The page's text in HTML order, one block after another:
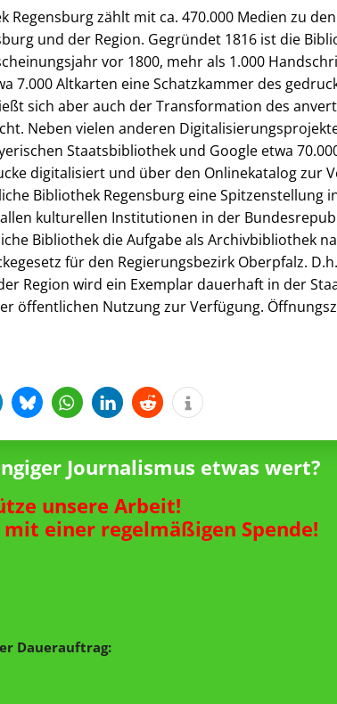
Regensburg zählt mit ca. 470.000 Medien zu
und der Region. Gegründet 1816 ist die
vor 1800, mehr als 1.000
7.000 Altkarten eine Schatzkammer des
sich aber auch der Transformation des
Neben vielen anderen
Staatsbibliothek und Google etwa
digitalisiert und über den Onlinekatalog zur
Bibliothek Regensburg eine Spitzenstellung
kulturellen Institutionen in der
Bibliothek die Aufgabe als Archivbibliothek
für den Regierungsbezirk Oberpfalz.
Region wird ein Exemplar dauerhaft in der
öffentlichen Nutzung zur Verfügung.
Journalismus etwas wert?
unsere Arbeit!
einer regelmäßigen Spende!
Dauerauftrag: